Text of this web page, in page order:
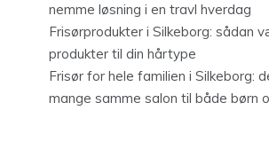
nemme løsning i en travl hverdag
Frisørprodukter i Silkeborg: sådan
produkter til din hårtype
Frisør for hele familien i Silkeborg:
mange samme salon til både børn